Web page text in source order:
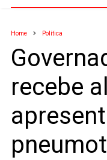
Home Política
recebe